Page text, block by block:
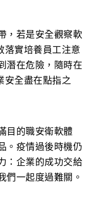
，若是安全觀察軟
落實培養員工注意
潛在危險，隨時在
安全盡在點指之
目的職安衛軟體
。疫情過後時機仍
：企業的成功交給
們一起度過難關。